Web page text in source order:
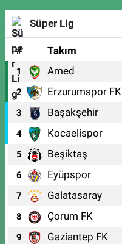
Süper Lig
# Takım
1 Amed
2 Erzurumspor FK
3 Başakşehir
4 Kocaelispor
5 Beşiktaş
6 Eyüpspor
7 Galatasaray
8 Çorum FK
9 Gaziantep FK